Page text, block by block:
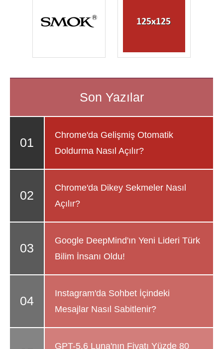
Chrome'da Gelişmiş Otomatik
Doldurma Nasıl Açılır?
Chrome'da Dikey Sekmeler Nasıl
Açılır?
Google DeepMind'ın Yeni Lideri Türk
Bilim İnsanı Oldu!
Instagram'da Sohbet İçindeki
Mesajlar Nasıl Sabitlenir?
GPT-5.6 Luna'nın Fiyatı Yüzde 80